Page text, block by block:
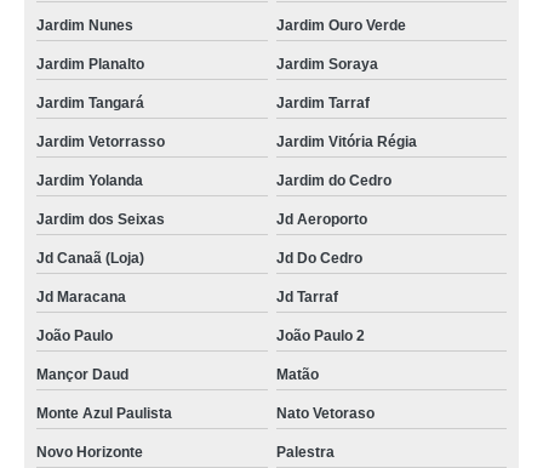
Jardim Nunes Jardim Ouro Verde
Jardim Planalto Jardim Soraya
Jardim Tangará Jardim Tarraf
Jardim Vetorrasso Jardim Vitória Régia
Jardim Yolanda Jardim do Cedro
Jardim dos Seixas Jd Aeroporto
Jd Canaã (Loja) Jd Do Cedro
Jd Maracana Jd Tarraf
João Paulo João Paulo 2
Mançor Daud Matão
Monte Azul Paulista Nato Vetoraso
Novo Horizonte Palestra